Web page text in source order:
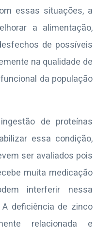
essas situações, a
a alimentação,
de possíveis
na qualidade de
da população
de proteínas
essa condição,
ser avaliados pois
muita medicação
interferir nessa
deficiência de zinco
relacionada e